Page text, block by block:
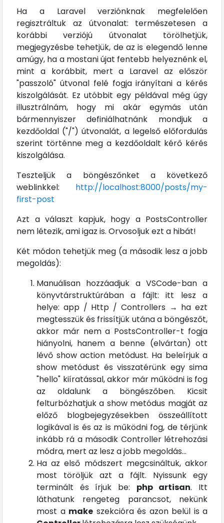
Ha a Laravel verziónknak megfelelően
regisztráltuk az útvonalat: természetesen a
korábbi verziójú útvonalat törölhetjük,
megjegyzésbe tehetjük, de az is elegendő lenne
amúgy, ha a mostani újat fentebb helyeznénk el,
mint a korábbit, mert a Laravel az először
"passzoló" útvonal felé fogja irányítani a kérés
kiszolgálását. Ez utóbbit egy példával még úgy
illusztrálnám, hogy mi akár egymás után
bármennyiszer definiálhatnánk mondjuk a
kezdőoldal ("/") útvonalát, a legelső előfordulás
szerint történne meg a kezdőoldalt kérő kérés
kiszolgálása.
Teszteljük a böngészőnket a következő
weblinkkel: http://localhost:8000/posts/my-
first-post
Azt a választ kapjuk, hogy a PostsController
nem létezik, ami igaz is. Orvosoljuk ezt a hibát!
Két módon tehetjük meg (a második lesz a jobb
megoldás):
Manuálisan hozzáadjuk a VSCode-ban a
könyvtárstruktúrában a fájlt: itt lesz a
helye: app / Http / Controllers → ha ezt
megtesszük és frissítjük utána a böngészőt,
akkor már nem a PostsController-t fogja
hiányolni, hanem a benne (elvártan) ott
lévő show action metódust. Ha beleírjuk a
show metódust és visszatérünk egy sima
"hello" kiíratással, akkor már működni is fog
az oldalunk a böngészőben. Kicsit
felturbózhatjuk a show metódus magját az
előző blogbejegyzésekben összeállított
logikával is és az is működni fog, de térjünk
inkább rá a második Controller létrehozási
módra, mert az lesz a jobb megoldás...
Ha az első módszert megcsináltuk, akkor
most töröljük azt a fájlt. Nyissunk egy
terminált és írjuk be: php artisan. Itt
láthatunk rengeteg parancsot, nekünk
most a make szekcióra és azon belül is a